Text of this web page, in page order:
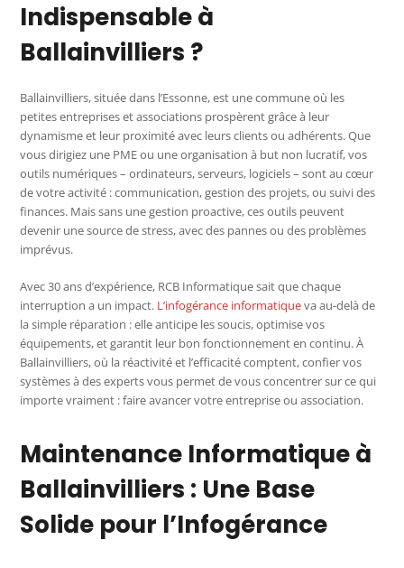
Indispensable à
Ballainvilliers ?
Ballainvilliers, située dans l’Essonne, est une commune où les
petites entreprises et associations prospèrent grâce à leur
dynamisme et leur proximité avec leurs clients ou adhérents. Que
vous dirigiez une PME ou une organisation à but non lucratif, vos
outils numériques – ordinateurs, serveurs, logiciels – sont au cœur
de votre activité : communication, gestion des projets, ou suivi des
finances. Mais sans une gestion proactive, ces outils peuvent
devenir une source de stress, avec des pannes ou des problèmes
imprévus.
Avec 30 ans d’expérience, RCB Informatique sait que chaque
interruption a un impact. L’infogérance informatiqueva au-delà de
la simple réparation : elle anticipe les soucis, optimise vos
équipements, et garantit leur bon fonctionnement en continu. À
Ballainvilliers, où la réactivité et l’efficacité comptent, confier vos
systèmes à des experts vous permet de vous concentrer sur ce qui
importe vraiment : faire avancer votre entreprise ou association.
Maintenance Informatique à
Ballainvilliers : Une Base
Solide pour l’Infogérance